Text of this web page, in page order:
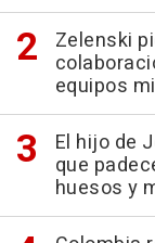
Zelenski
equipos
El hijo de
que
huesos y